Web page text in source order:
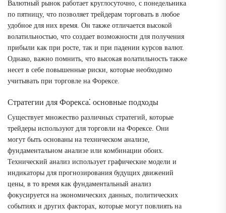
Валютный рынок работает круглосуточно, с понедельника
по пятницу, что позволяет трейдерам торговать в любое
удобное для них время. Он также отличается высокой
волатильностью, что создает возможности для получения
прибыли как при росте, так и при падении курсов валют.
Однако, важно помнить, что высокая волатильность также
несет в себе повышенные риски, которые необходимо
учитывать при торговле на Форексе.
Стратегии для Форекса⁚ основные подходы
Существует множество различных стратегий, которые
трейдеры используют для торговли на Форексе. Они
могут быть основаны на техническом анализе,
фундаментальном анализе или комбинации обоих.
Технический анализ использует графические модели и
индикаторы для прогнозирования будущих движений
цены, в то время как фундаментальный анализ
фокусируется на экономических данных, политических
событиях и других факторах, которые могут повлиять на